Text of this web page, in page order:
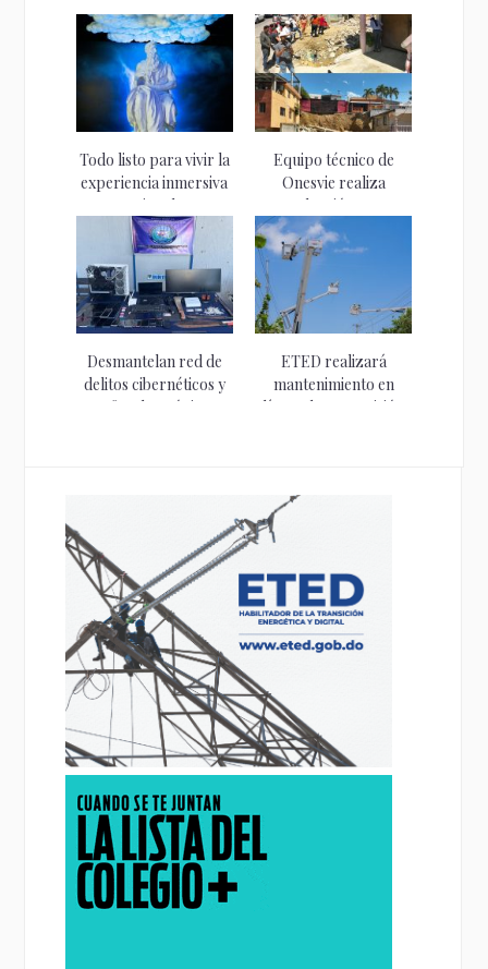
Todo listo para vivir la
experiencia inmersiva
“Miguel...
Equipo técnico de
Onesvie realiza
evaluación tras
deslizamiento...
Desmantelan red de
delitos cibernéticos y
estafas electrónicas...
ETED realizará
mantenimiento en
líneas de transmisión